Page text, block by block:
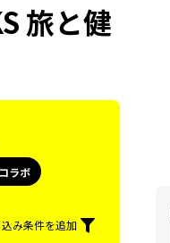
旅と健
ラボ
み条件を追加